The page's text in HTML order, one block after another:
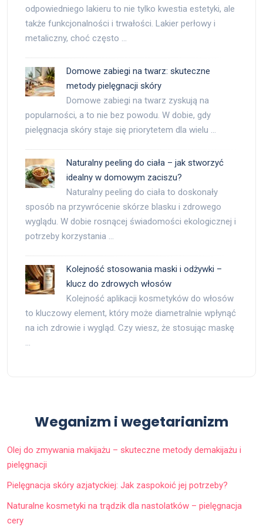
odpowiedniego lakieru to nie tylko kwestia estetyki, ale
także funkcjonalności i trwałości. Lakier perłowy i
metaliczny, choć często …
Domowe zabiegi na twarz: skuteczne
metody pielęgnacji skóry
Domowe zabiegi na twarz zyskują na
popularności, a to nie bez powodu. W dobie, gdy
pielęgnacja skóry staje się priorytetem dla wielu …
Naturalny peeling do ciała – jak stworzyć
idealny w domowym zaciszu?
Naturalny peeling do ciała to doskonały
sposób na przywrócenie skórze blasku i zdrowego
wyglądu. W dobie rosnącej świadomości ekologicznej i
potrzeby korzystania …
Kolejność stosowania maski i odżywki –
klucz do zdrowych włosów
Kolejność aplikacji kosmetyków do włosów
to kluczowy element, który może diametralnie wpłynąć
na ich zdrowie i wygląd. Czy wiesz, że stosując maskę
…
Weganizm i wegetarianizm
Olej do zmywania makijażu – skuteczne metody demakijażu i
pielęgnacji
Pielęgnacja skóry azjatyckiej: Jak zaspokoić jej potrzeby?
Naturalne kosmetyki na trądzik dla nastolatków – pielęgnacja
cery